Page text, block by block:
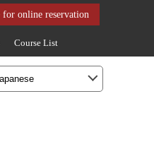
for online reservation
Course List